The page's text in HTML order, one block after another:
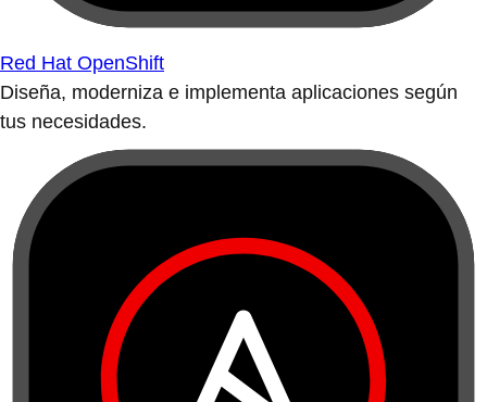
Red Hat OpenShift
Diseña, moderniza e implementa aplicaciones según
tus necesidades.